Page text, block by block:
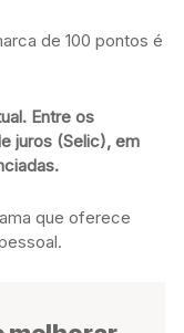
de 100 pontos é
Entre os
juros (Selic), em
que oferece